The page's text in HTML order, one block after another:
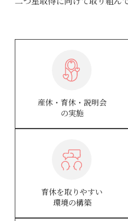
産休・育休・説明会
の実施
育休を取りやすい
環境の構築